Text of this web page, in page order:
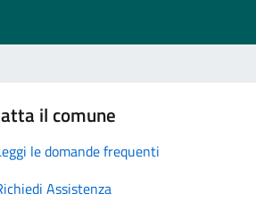
il comune
le domande frequenti
Assistenza